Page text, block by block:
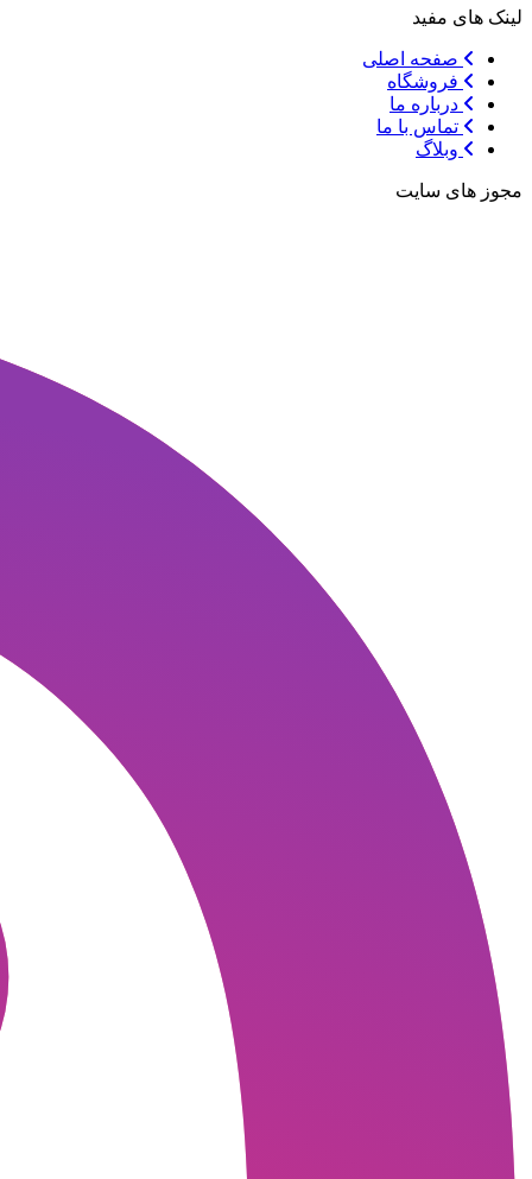
لینک های مفید
صفحه اصلی
فروشگاه
درباره ما
تماس با ما
وبلاگ
مجوز های سایت